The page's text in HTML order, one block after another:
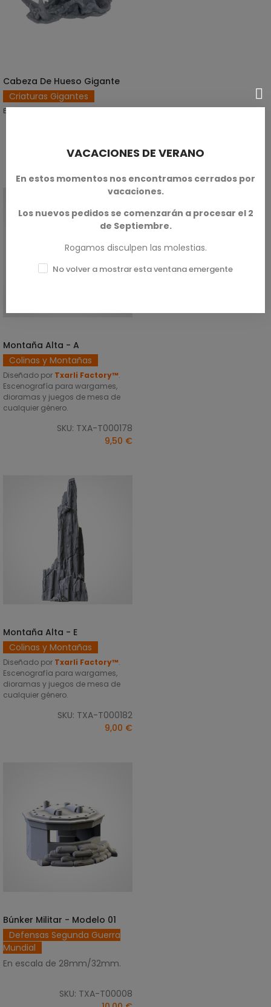
AÑADIR AL CARRITO
Cabeza De Hueso Gigante
Criaturas Gigantes
En escala de 28mm/32mm.
8,00 €
SELECCIONAR OPCIONES
Montaña Alta - A
Colinas y Montañas
Diseñado por Txarli Factory™.
Escenografía para wargames,
dioramas y juegos de mesa de
cualquier género.
SKU: TXA-T000178
9,50 €
SELECCIONAR OPCIONES
Montaña Alta - E
Colinas y Montañas
Diseñado por Txarli Factory™.
Escenografía para wargames,
dioramas y juegos de mesa de
cualquier género.
SKU: TXA-T000182
9,00 €
AÑADIR AL CARRITO
Búnker Militar - Modelo 01
Defensas Segunda Guerra
Mundial
En escala de 28mm/32mm.
SKU: TXA-T00008
VACACIONES DE VERANO
En estos momentos nos encontramos cerrados por
vacaciones.
Los nuevos pedidos se comenzarán a procesar el 2
de Septiembre.
Rogamos disculpen las molestias.
No volver a mostrar esta ventana emergente